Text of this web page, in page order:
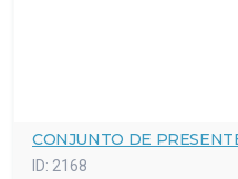
CONJUNTO DE
ID: 2168